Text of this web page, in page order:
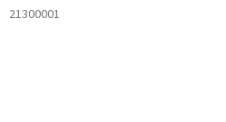
21300001